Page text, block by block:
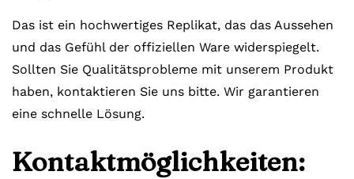
Das ist ein hochwertiges Replikat, das das Aussehen
und das Gefühl der offiziellen Ware widerspiegelt.
Sollten Sie Qualitätsprobleme mit unserem Produkt
haben, kontaktieren Sie uns bitte. Wir garantieren
eine schnelle Lösung.
Kontaktmöglichkeiten: